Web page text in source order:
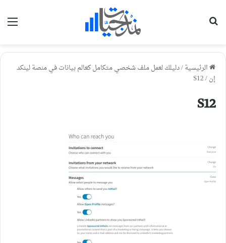
الرئيسية/دليلك لعمل ملف شخصي متكامل كعالم بيانات في منصة لينكد
إن/
S12
S12